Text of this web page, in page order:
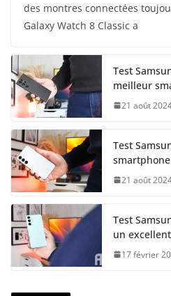
des montres connectées
Galaxy Watch 8 Classic a
Test
meilleur
21 août
Test
21 août
Test
un
17 février